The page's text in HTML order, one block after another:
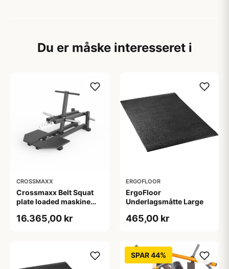
Du er måske interesseret i
CROSSMAXX
Crossmaxx Belt Squat
plate loaded maskine
band pegs til effektiv og
16.365,00 kr
ERGOFLOOR
ErgoFloor
Underlagsmåtte Large
465,00 kr
SPAR 44%